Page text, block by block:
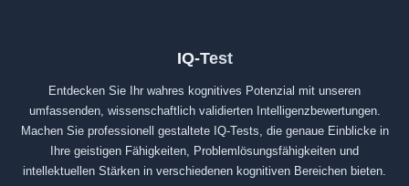
IQ-Test
Entdecken Sie Ihr wahres kognitives Potenzial mit unseren
umfassenden, wissenschaftlich validierten Intelligenzbewertungen.
Machen Sie professionell gestaltete IQ-Tests, die genaue Einblicke in
Ihre geistigen Fähigkeiten, Problemlösungsfähigkeiten und
intellektuellen Stärken in verschiedenen kognitiven Bereichen bieten.